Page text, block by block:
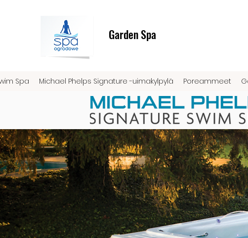
Garden Spa
Spa Michael Phelps Signature -uimakylpylä Poreammeet